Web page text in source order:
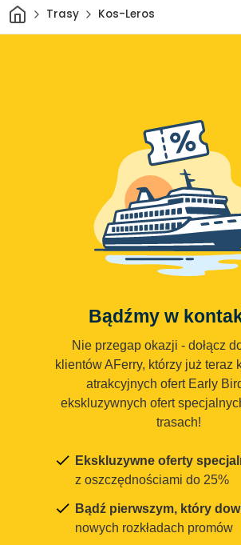
DomTrasy Kos-Leros
Bądźmy w
Nie przegap okazji - dołącz
klientów AFerry, którzy już teraz
atrakcyjnych ofert Early
ekskluzywnych ofert
trasach!
Ekskluzywne oferty
z oszczędnościami do 25%
Bądź pierwszym, który
nowych rozkładach promów